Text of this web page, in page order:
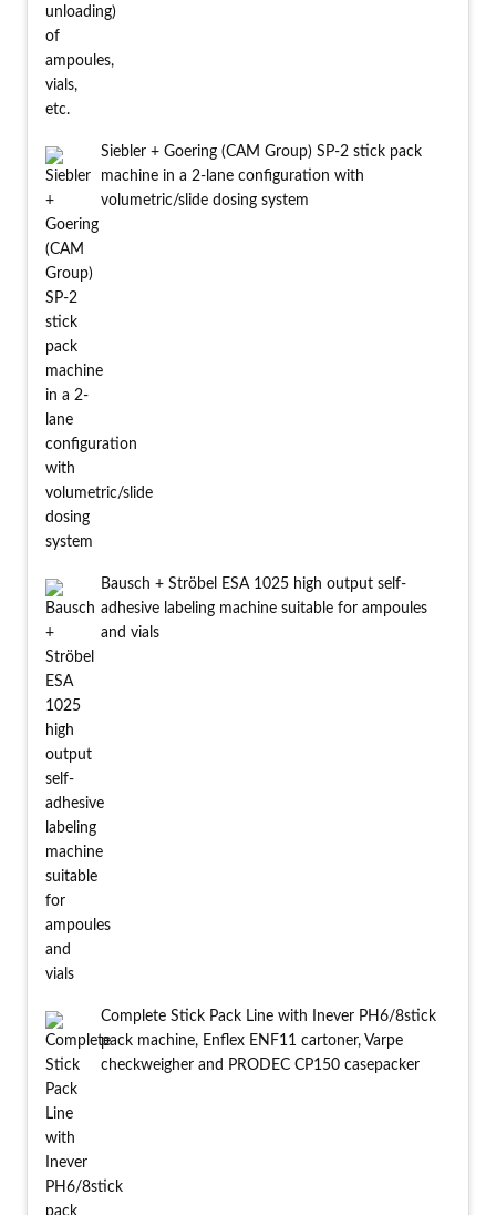
Siebler + Goering (CAM Group) SP-2 stick pack
machine in a 2-lane configuration with
volumetric/slide dosing system
Bausch + Ströbel ESA 1025 high output self-
adhesive labeling machine suitable for ampoules
and vials
Complete Stick Pack Line with Inever PH6/8stick
pack machine, Enflex ENF11 cartoner, Varpe
checkweigher and PRODEC CP150 casepacker